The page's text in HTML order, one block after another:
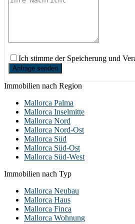
Ich stimme der Speicherung und
Anfrage senden
Immobilien nach Region
Mallorca Palma
Mallorca Inselmitte
Mallorca Nord
Mallorca Nord-Ost
Mallorca Süd
Mallorca Süd-Ost
Mallorca Süd-West
Immobilien nach Typ
Mallorca Neubau
Mallorca Haus
Mallorca Finca
Mallorca Wohnung